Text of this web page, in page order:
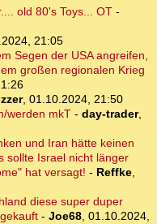
old 80's Toys... OT-
21:05
Segen der USA angreifen,
großen regionalen Krieg
, 01.10.2024, 21:50
werden mkT- day-trader,
und Iran hätte keinen
sollte Israel nicht länger
hat versagt! - Reffke,
diese super duper
- Joe68, 01.10.2024,